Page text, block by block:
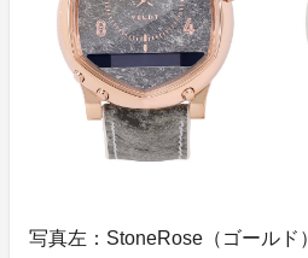
写真左：StoneRose（ゴールド